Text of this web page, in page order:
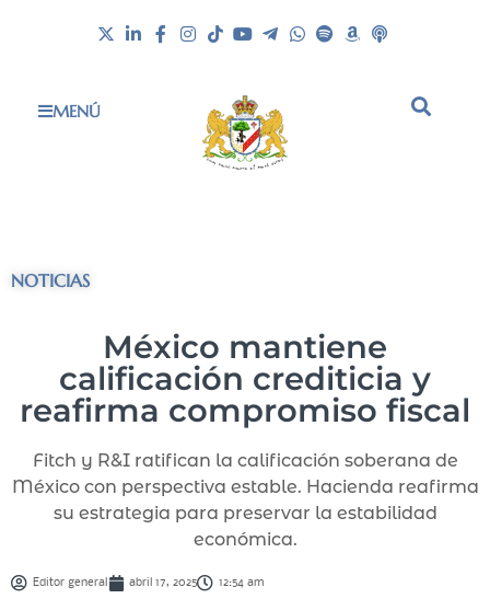
MENÚ
NOTICIAS
México mantiene
calificación crediticia y
reafirma compromiso fiscal
Fitch y R&I ratifican la calificación soberana de
México con perspectiva estable. Hacienda reafirma
su estrategia para preservar la estabilidad
económica.
Editor general abril 17, 2025 12:54 am